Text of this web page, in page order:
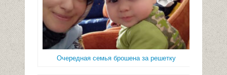
Очередная семья брошена за решетку